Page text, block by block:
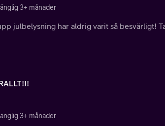
3+ månader
julbelysning har aldrig varit så besvärligt!
3+ månader